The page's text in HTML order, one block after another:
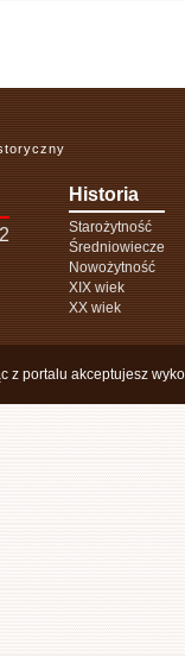
Historia
Starożytność
Średniowiecze
Nowożytność
XIX wiek
XX wiek
z portalu akceptujesz